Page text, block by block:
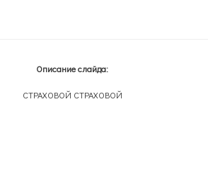
Описание слайда:
СТРАХОВОЙ СТРАХОВОЙ